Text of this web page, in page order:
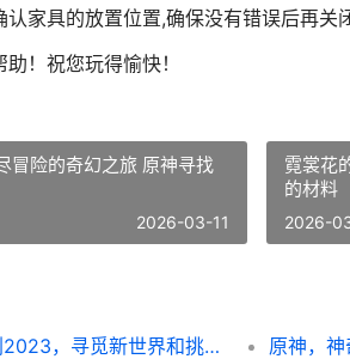
家具的放置位置,确保没有错误后再关
！祝您玩得愉快！
冒险的奇幻之旅 原神寻找
2026-03-11
霓裳花
的材料
2026-
原神游戏UP主激励计划2023，寻觅新世界和挑战自我 原神up主激励计划2.0
原神，